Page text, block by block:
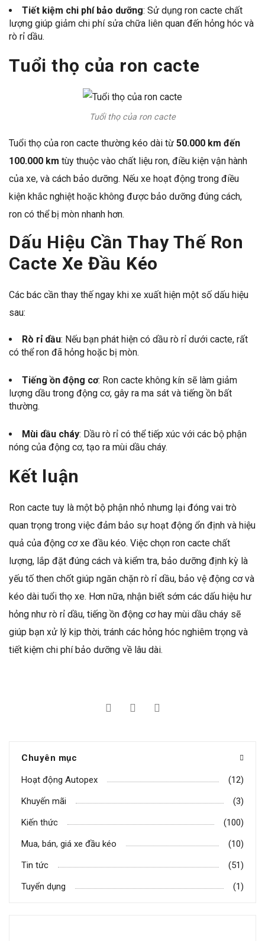
Tiết kiệm chi phí bảo dưỡng: Sử dụng ron cacte chất
lượng giúp giảm chi phí sửa chữa liên quan đến hỏng hóc và
rò rỉ dầu.
Tuổi thọ của ron cacte
Tuổi thọ của ron cacte
Tuổi thọ của ron cacte thường kéo dài từ 50.000 km đến
100.000 km tùy thuộc vào chất liệu ron, điều kiện vận hành
của xe, và cách bảo dưỡng. Nếu xe hoạt động trong điều
kiện khắc nghiệt hoặc không được bảo dưỡng đúng cách,
ron có thể bị mòn nhanh hơn.
Dấu Hiệu Cần Thay Thế Ron
Cacte Xe Đầu Kéo
Các bác cần thay thế ngay khi xe xuất hiện một số dấu hiệu
sau:
Rò rỉ dầu: Nếu bạn phát hiện có dầu rò rỉ dưới cacte, rất
có thể ron đã hỏng hoặc bị mòn.
Tiếng ồn động cơ: Ron cacte không kín sẽ làm giảm
lượng dầu trong động cơ, gây ra ma sát và tiếng ồn bất
thường.
Mùi dầu cháy: Dầu rò rỉ có thể tiếp xúc với các bộ phận
nóng của động cơ, tạo ra mùi dầu cháy.
Kết luận
Ron cacte tuy là một bộ phận nhỏ nhưng lại đóng vai trò
quan trọng trong việc đảm bảo sự hoạt động ổn định và hiệu
quả của động cơ xe đầu kéo. Việc chọn ron cacte chất
lượng, lắp đặt đúng cách và kiểm tra, bảo dưỡng định kỳ là
yếu tố then chốt giúp ngăn chặn rò rỉ dầu, bảo vệ động cơ và
kéo dài tuổi thọ xe. Hơn nữa, nhận biết sớm các dấu hiệu hư
hỏng như rò rỉ dầu, tiếng ồn động cơ hay mùi dầu cháy sẽ
giúp bạn xử lý kịp thời, tránh các hỏng hóc nghiêm trọng và
tiết kiệm chi phí bảo dưỡng về lâu dài.
Chuyên mục
Hoạt động Autopex
(12)
Khuyến mãi
(3)
Kiến thức
(100)
Mua, bán, giá xe đầu kéo
(10)
Tin tức
(51)
Tuyển dụng
(1)